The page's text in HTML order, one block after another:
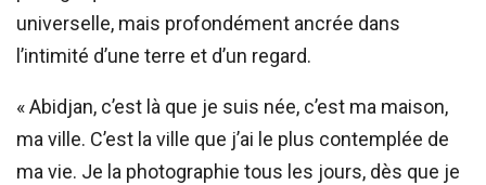
universelle, mais profondément ancrée dans
l’intimité d’une terre et d’un regard.
« Abidjan, c’est là que je suis née, c’est ma maison,
ma ville. C’est la ville que j’ai le plus contemplée de
ma vie. Je la photographie tous les jours, dès que je